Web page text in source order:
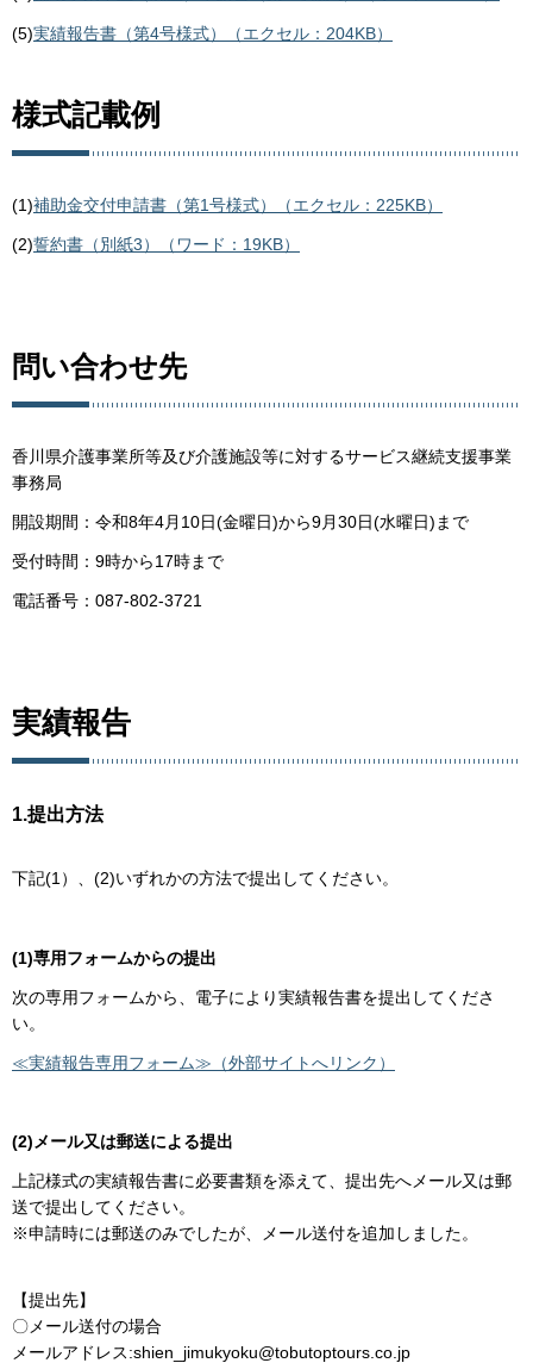
(5)実績報告書（第4号様式）（エクセル：204KB）
様式記載例
(1)補助金交付申請書（第1号様式）（エクセル：225KB）
(2)誓約書（別紙3）（ワード：19KB）
問い合わせ先
香川県介護事業所等及び介護施設等に対するサービス継続支援事業
事務局
開設期間：令和8年4月10日(金曜日)から9月30日(水曜日)まで
受付時間：9時から17時まで
電話番号：087-802-3721
実績報告
1.提出方法
下記(1）、(2)いずれかの方法で提出してください。
(1)専用フォームからの提出
次の専用フォームから、電子により実績報告書を提出してくださ
い。
≪実績報告専用フォーム≫（外部サイトへリンク）
(2)メール又は郵送による提出
上記様式の実績報告書に必要書類を添えて、提出先へメール又は郵
送で提出してください。
※申請時には郵送のみでしたが、メール送付を追加しました。
【提出先】
〇メール送付の場合
メールアドレス:shien_jimukyoku@tobutoptours.co.jp